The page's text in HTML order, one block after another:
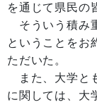
を通じて県民の
そういう積み
ということをお
ただいた。
また、大学と
に関しては、大